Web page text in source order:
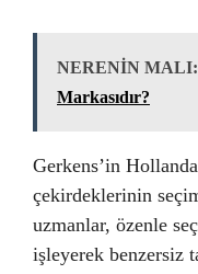
NERENİN MALI:
Markasıdır?
Gerkens’in
çekirdeklerinin
uzmanlar, özenle
işleyerek benzersiz